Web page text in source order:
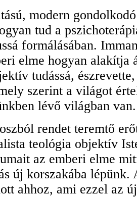
modern
tud a
formálásában.
elme hogyan alakítja
tudássá,
szerint a világot
lévő világban van.
rendet teremtő
teológia objektív
az emberi elme
új korszakába lépünk.
ahhoz, ami ezzel az